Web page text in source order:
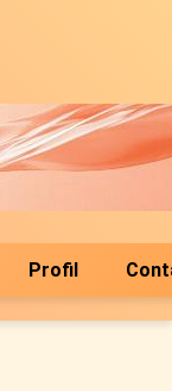
Profil